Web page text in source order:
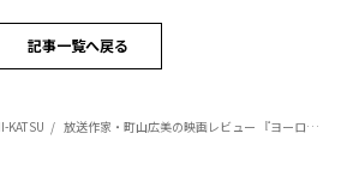
記事一覧へ戻る
KATSU 放送作家・町山広美の映画レビュー 『ヨーロッパ新世紀』『パトリシア・ハイスミスに恋して』